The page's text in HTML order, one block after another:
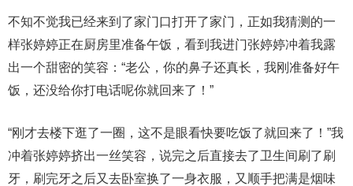
不知不觉我已经来到了家门口打开了家门，正如我猜测的一
样张婷婷正在厨房里准备午饭，看到我进门张婷婷冲着我露
出一个甜密的笑容：“老公，你的鼻子还真长，我刚准备好午
饭，还没给你打电话呢你就回来了！”
“刚才去楼下逛了一圈，这不是眼看快要吃饭了就回来了！”我
冲着张婷婷挤出一丝笑容，说完之后直接去了卫生间刷了刷
牙，刷完牙之后又去卧室换了一身衣服，又顺手把满是烟味